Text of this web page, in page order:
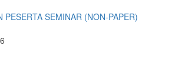
PESERTA SEMINAR (NON-PAPER)